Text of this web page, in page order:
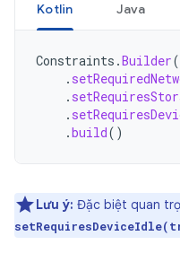
Kotlin Java
Constraints .Builder
.
.
.
.build()
Lưu ý: Đặc biệt quan